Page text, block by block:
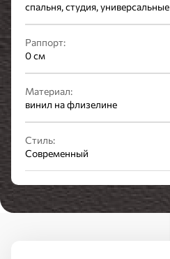
спальня, студия, универсальные
Раппорт:
0 см
Материал:
винил на флизелине
Стиль:
Современный